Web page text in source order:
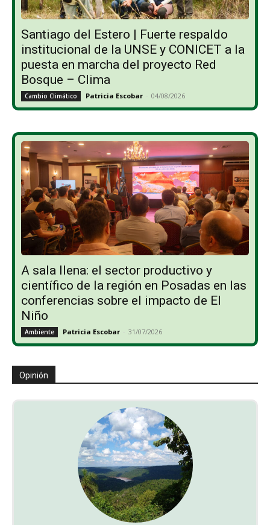
Santiago del Estero | Fuerte respaldo
institucional de la UNSE y CONICET a la
puesta en marcha del proyecto Red
Bosque – Clima
Cambio Climático Patricia Escobar - 04/08/2026
A sala llena: el sector productivo y
científico de la región en Posadas en las
conferencias sobre el impacto de El
Niño
Ambiente Patricia Escobar - 31/07/2026
Opinión